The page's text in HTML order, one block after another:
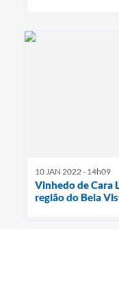
10 JAN 2022 - 14h09
Vinhedo de Cara
região do Bela